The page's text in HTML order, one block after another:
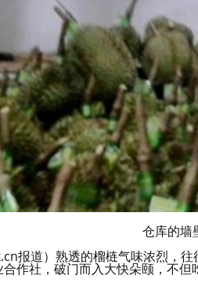
仓库的墙
报道）熟透的榴梿气味浓烈，
作社，破门而入大快朵颐，不